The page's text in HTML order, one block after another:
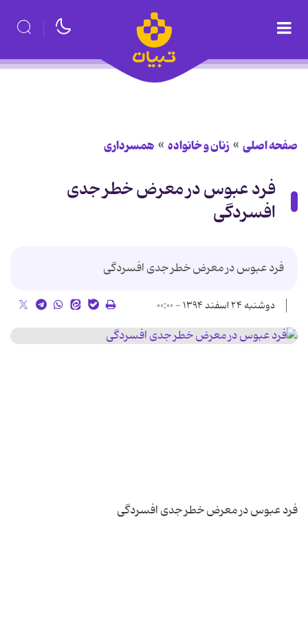
صفحه اصلی زنان و خانواده همسرداری
فرد عبوس در معرض خطر جدی
افسردگی
فرد عبوس در معرض خطر جدی افسردگی
دوشنبه ۲۴ اسفند ۱۳۹۴ - ۰۰:۰۰